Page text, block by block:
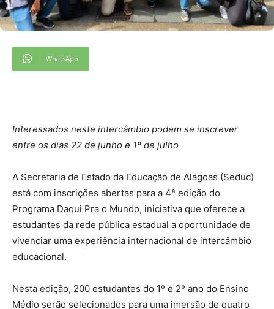
WhatsApp
Interessados neste intercâmbio podem se inscrever
entre os dias 22 de junho e 1º de julho
A Secretaria de Estado da Educação de Alagoas (Seduc)
está com inscrições abertas para a 4ª edição do
Programa Daqui Pra o Mundo, iniciativa que oferece a
estudantes da rede pública estadual a oportunidade de
vivenciar uma experiência internacional de intercâmbio
educacional.
Nesta edição, 200 estudantes do 1º e 2º ano do Ensino
Médio serão selecionados para uma imersão de quatro